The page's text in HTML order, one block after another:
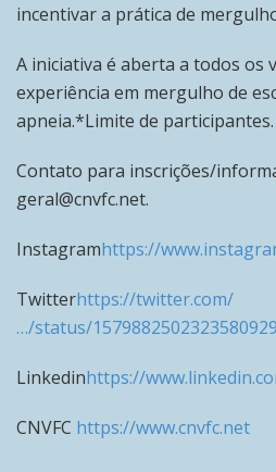
incentivar a prática de
A iniciativa é aberta a todos os
experiência em mergulho de
apneia.*Limite de participantes.
Contato para inscrições/
geral@cnvfc.net.
Instagramhttps://
Twitterhttps://twitter.com/
…/status/
Linkedinhttps://
CNVFC https://www.cnvfc.net